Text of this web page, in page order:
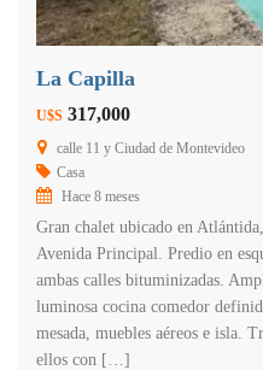
La Capilla
U$S 317,000
calle 11 y Ciudad de Montevideo
Casa
Hace 8 meses
Gran chalet ubicado en
Avenida Principal. Predio en
ambas calles bituminizadas.
luminosa cocina comedor
mesada, muebles aéreos e isla.
ellos con […]